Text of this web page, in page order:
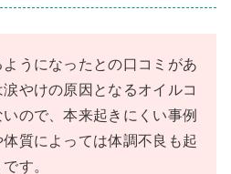
うになったとの口コミがあ
やけの原因となるオイルコ
ので、本来起きにくい事例
質によっては体調不良も起
す。